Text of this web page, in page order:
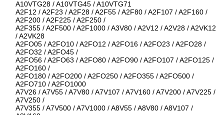
A10VTG28 / A10VTG45 / A10VTG71
A2F12 / A2F23 / A2F28 / A2F55 / A2F80 / A2F107 / A2F160 /
A2F200 / A2F225 / A2F250 /
A2F355 / A2F500 / A2F1000 / A3V80 / A2V12 / A2V28 / A2VK12
/ A2VK28
A2FO05 / A2FO10 / A2FO12 / A2FO16 / A2FO23 / A2FO28 /
A2FO32 / A2FO45 /
A2FO56 / A2FO63 / A2FO80 / A2FO90 / A2FO107 / A2FO125 /
A2FO160 /
A2FO180 / A2FO200 / A2FO250 / A2FO355 / A2FO500 /
A2FO710 / A2FO1000
A7V26 / A7V55 / A7V80 / A7V107 / A7V160 / A7V200 / A7V225 /
A7V250 /
A7V355 / A7V500 / A7V1000 / A8V55 / A8V80 / A8V107 /